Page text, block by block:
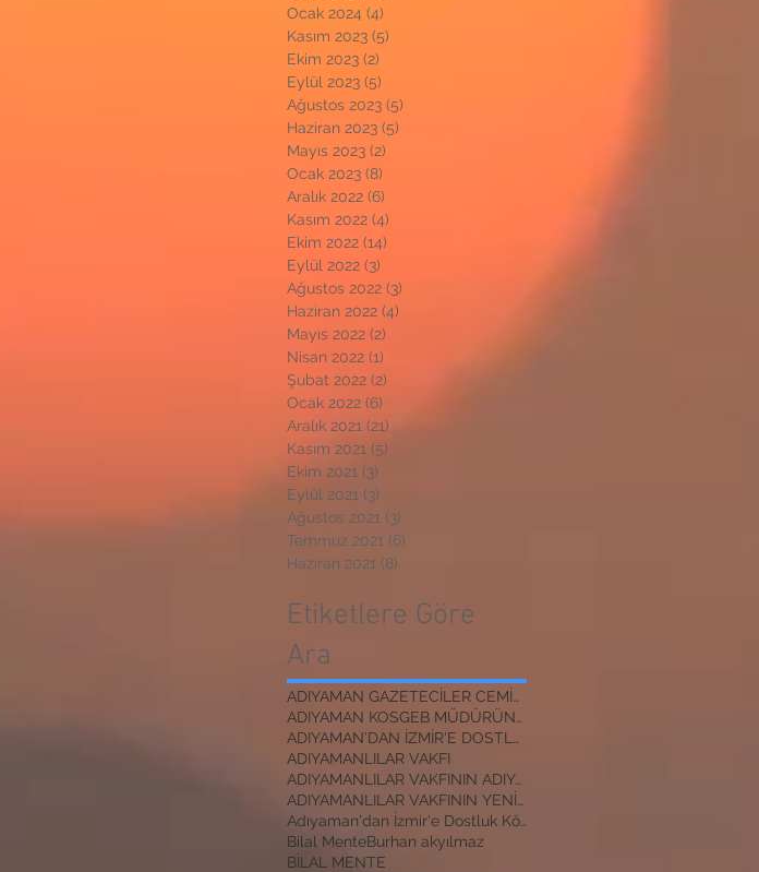
Ocak 2024 (4)
Kasım 2023 (5)
Ekim 2023 (2)
Eylül 2023 (5)
Ağustos 2023 (5)
Haziran 2023 (5)
Mayıs 2023 (2)
Ocak 2023 (8)
Aralık 2022 (6)
Kasım 2022 (4)
Ekim 2022 (14)
Eylül 2022 (3)
Ağustos 2022 (3)
Haziran 2022 (4)
Mayıs 2022 (2)
Nisan 2022 (1)
Şubat 2022 (2)
Ocak 2022 (6)
Aralık 2021 (21)
Kasım 2021 (5)
Ekim 2021 (3)
Eylül 2021 (3)
Ağustos 2021 (3)
Temmuz 2021 (6)
Haziran 2021 (8)
Etiketlere Göre
Ara
ADIYAMAN GAZETECİLER CEMİYETİ BAŞKANI
ADIYAMAN KOSGEB MÜDÜRÜNE ZİYARET
ADIYAMAN'DAN İZMİR'E DOSTLUK KÖPRÜSÜ
ADIYAMANLILAR VAKFI
ADIYAMANLILAR VAKFININ ADIYAMAN ŞUBESİ YENİ BAŞKAN
ADIYAMANLILAR VAKFININ YENİ BAŞKANI
Adıyaman'dan İzmir'e Dostluk Köprüsü
Bilal MenteBurhan akyılmaz
BİLAL MENTE